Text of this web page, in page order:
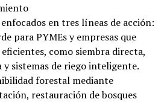
en tres líneas de acción:
para PYMEs y empresas que
como siembra directa,
sistemas de riego inteligente.
forestal mediante
restauración de bosques